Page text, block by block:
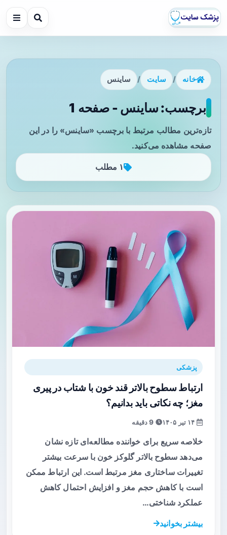
خانه / سایت / ساینس
برچسب: ساینس - صفحه 1
تازه‌ترین مطالب مرتبط با برچسب «ساینس» را در این
صفحه مشاهده می‌کنید.
۱ مطلب
پزشکی
ارتباط سطوح بالاتر قند خون با شتاب در پیری
مغز؛ چه نکاتی باید بدانیم؟
خلاصه سریع برای خواننده مطالعه‌ای تازه نشان
می‌دهد سطوح بالاتر گلوکز خون با سرعت بیشتر
تغییرات ساختاری مغز مرتبط است. این ارتباط ممکن
است با کاهش حجم مغز و افزایش احتمال کاهش
عملکرد شناختی…
بیشتر بخوانید